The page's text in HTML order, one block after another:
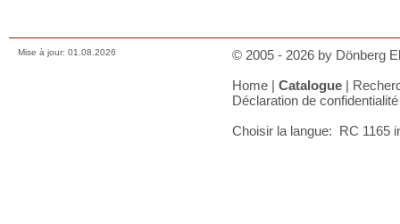
Mise à jour: 01.08.2026
© 2005 - 2026 by Dönberg
Home | Catalogue |
Déclaration de confidentialité
Choisir la langue:
RC 1165